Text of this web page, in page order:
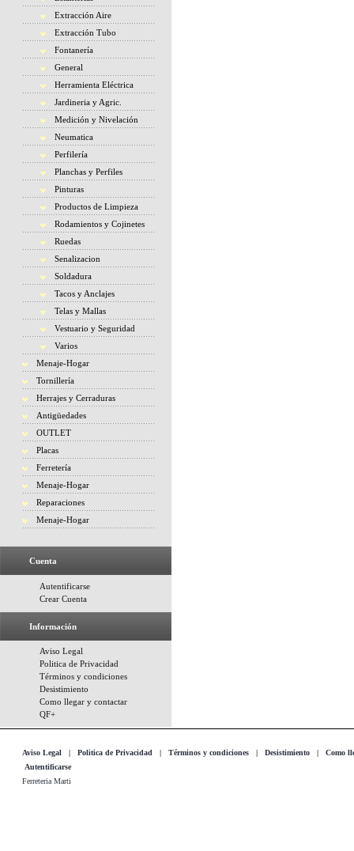
Extracción Aire
Extracción Tubo
Fontanería
General
Herramienta Eléctrica
Jardineria y Agric.
Medición y Nivelación
Neumatica
Perfilería
Planchas y Perfiles
Pinturas
Productos de Limpieza
Rodamientos y Cojinetes
Ruedas
Senalizacion
Soldadura
Tacos y Anclajes
Telas y Mallas
Vestuario y Seguridad
Varios
Menaje-Hogar
Tornillería
Herrajes y Cerraduras
Antigüedades
OUTLET
Placas
Ferretería
Menaje-Hogar
Reparaciones
Menaje-Hogar
Cuenta
Autentificarse
Crear Cuenta
Información
Aviso Legal
Politica de Privacidad
Términos y condiciones
Desistimiento
Como llegar y contactar
QF+
Aviso Legal | Politica de Privacidad | Términos y condiciones | Desistimiento | Como
Autentificarse
Ferreteria Marti